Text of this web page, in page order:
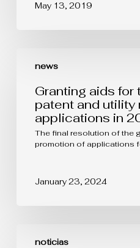
May 13, 2019
news
promotion
patent
utility
2023
Granting aids
patent and utility
applications in
The final resolution of the
promotion of applications
January 23, 2024
noticias
Than